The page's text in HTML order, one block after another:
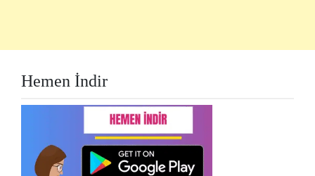
Hemen İndir